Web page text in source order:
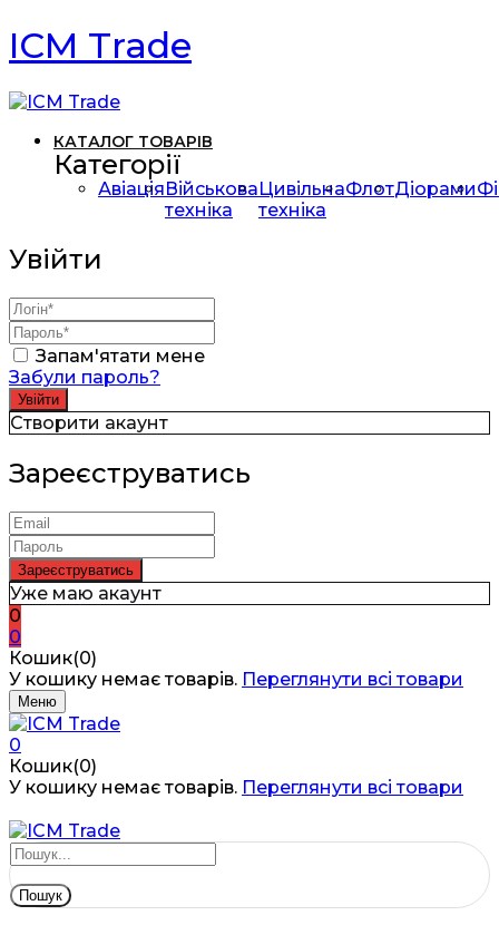
ICM Trade
КАТАЛОГ ТОВАРІВ
Категорії
АвіаціяВійськова
техніка
Цивільна
техніка
ФлотДіорами
Увійти
Запам'ятати мене
Забули пароль?
Створити акаунт
Зареєструватись
Уже маю акаунт
0
0
Кошик(0)
У кошику немає товарів. Переглянути всі товари
Меню
0
Кошик(0)
У кошику немає товарів. Переглянути всі товари
Пошук